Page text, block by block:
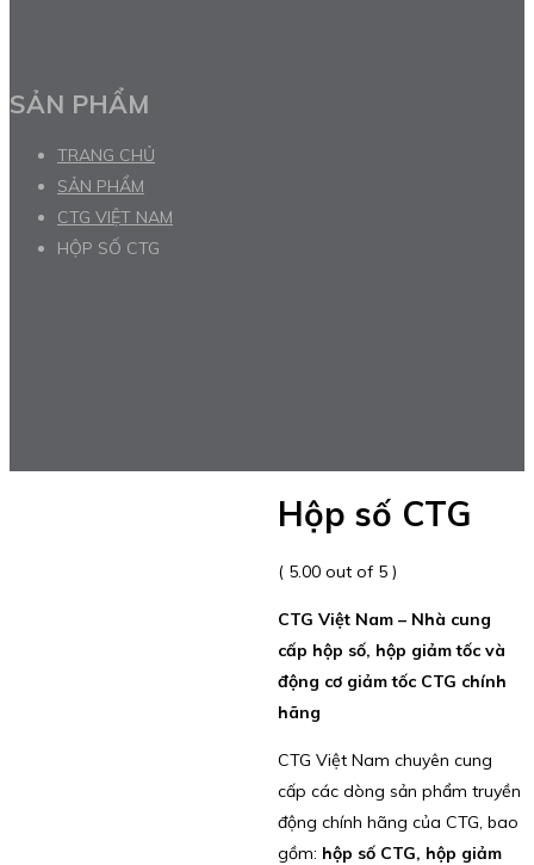
SẢN PHẨM
TRANG CHỦ
SẢN PHẨM
CTG VIỆT NAM
HỘP SỐ CTG
Hộp số CTG
( 5.00 out of 5 )
CTG Việt Nam – Nhà cung
cấp hộp số, hộp giảm tốc và
động cơ giảm tốc CTG chính
hãng
CTG Việt Nam chuyên cung
cấp các dòng sản phẩm truyền
động chính hãng của CTG, bao
gồm: hộp số CTG, hộp giảm